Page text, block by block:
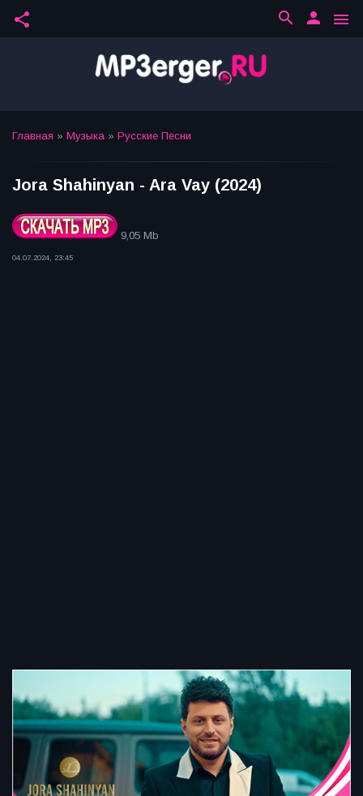
share menu
person
search
Главная » Музыка » Русские Песни
Jora Shahinyan - Ara Vay (2024)
9,05 Mb
04.07.2024, 23:45